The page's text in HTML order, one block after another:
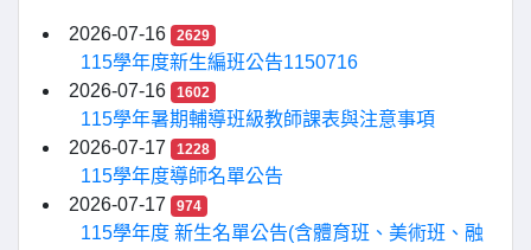
2026-07-16 2629
115學年度新生編班公告1150716
2026-07-16
1602
115學年暑期輔導班級教師課表與注意事項
2026-07-17
1228
115學年度導師名單公告
2026-07-17
974
115學年度 新生名單公告(含體育班、美術班、融